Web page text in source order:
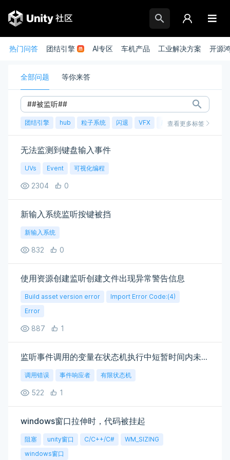
热门问答 团结引擎 AI专区 车机产品 工业解决方案 开源
全部问题 等你来答
团结引擎 hub 粒子系统 闪退 VFX 崩溃 账号 渲染
查看更多标签
无法监测到键盘输入事件
UVs Event 可视化编程
2304 0
新输入系统监听按键被挡
新输入系统
832 0
使用资源创建监听创建文件出现异常警告信息
Build asset version error
Import Error Code:(4)
Error
887 1
监听事件调用的变量在状态机执行中短暂时间内未被定义
调用错误 事件响应者 有限状态机
522 1
windows窗口拉伸时，代码被挂起
阻塞 unity窗口 C/C++/C#
WM_SIZING
windows窗口